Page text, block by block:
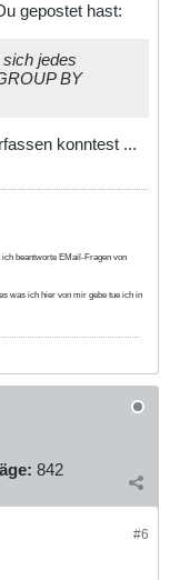
gepostet hast:
jedes
BY
konntest ...
beantworte EMail-Fragen von
was ich hier von mir gebe tue ich in
842
#6